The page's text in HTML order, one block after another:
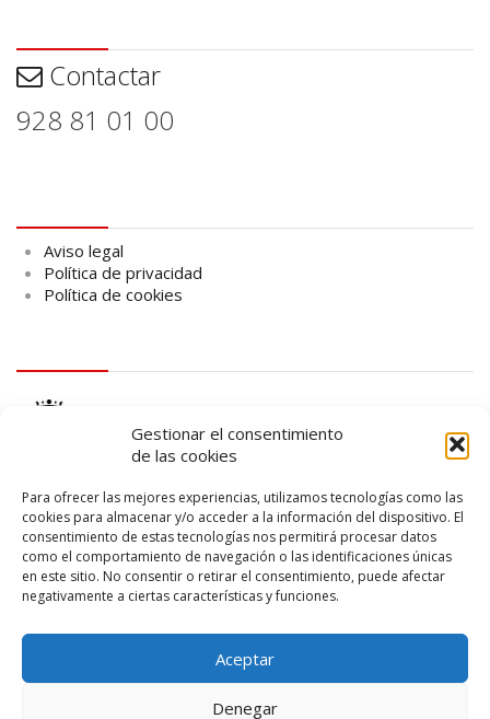
Gestionar el consentimiento
de las cookies
Para ofrecer las mejores experiencias, utilizamos tecnologías como las
cookies para almacenar y/o acceder a la información del dispositivo. El
consentimiento de estas tecnologías nos permitirá procesar datos
como el comportamiento de navegación o las identificaciones únicas
en este sitio. No consentir o retirar el consentimiento, puede afectar
negativamente a ciertas características y funciones.
Aceptar
Denegar
Contactar
928 81 01 00
Aviso legal
Política de privacidad
Política de cookies
logo SID